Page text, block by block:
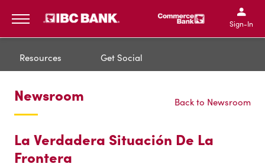
IBC Bank,1200 San
IBC Bank,1200 San
IBC
IBC
Sign-In
Resources Get Social
Newsroom Back to Newsroom
La Verdadera Situación De La
Frontera